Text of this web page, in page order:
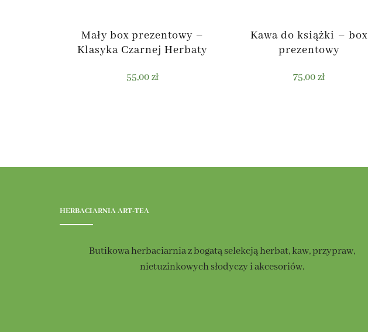
Mały box prezentowy –
Klasyka Czarnej Herbaty
55,00zł
Kawa do książki – box
prezentowy
75,00zł
HERBACIARNIA ART-TEA
Butikowa herbaciarnia z bogatą selekcją herbat, kaw, przypraw,
nietuzinkowych słodyczy i akcesoriów.